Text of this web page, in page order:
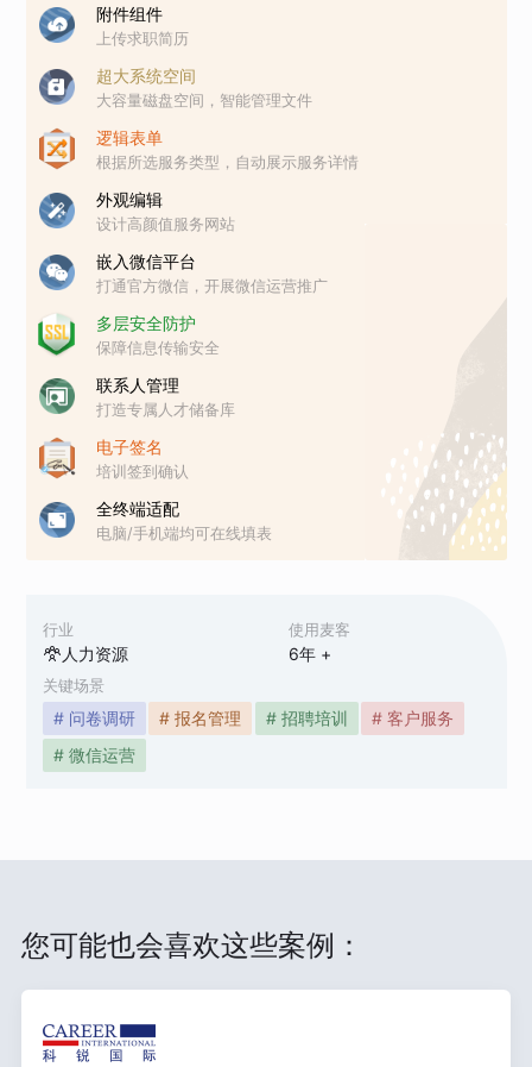
行业
人力资源
使用麦客
6年 +
关键场景
# 问卷调研 # 报名管理 # 招聘培训
# 客户服务
# 微信运营
附件组件
上传求职简历
超大系统空间
大容量磁盘空间，智能管理文件
逻辑表单
根据所选服务类型，自动展示服务详情
外观编辑
设计高颜值服务网站
嵌入微信平台
打通官方微信，开展微信运营推广
多层安全防护
保障信息传输安全
联系人管理
打造专属人才储备库
电子签名
培训签到确认
全终端适配
电脑/手机端均可在线填表
您可能也会喜欢这些案例：